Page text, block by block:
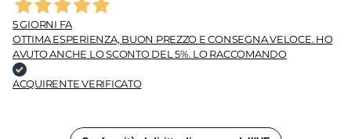
5 GIORNI FA
OTTIMA ESPERIENZA, BUON PREZZO E CONSEGNA VELOCE. HO
AVUTO ANCHE LO SCONTO DEL 5%. LO RACCOMANDO
ACQUIRENTE VERIFICATO